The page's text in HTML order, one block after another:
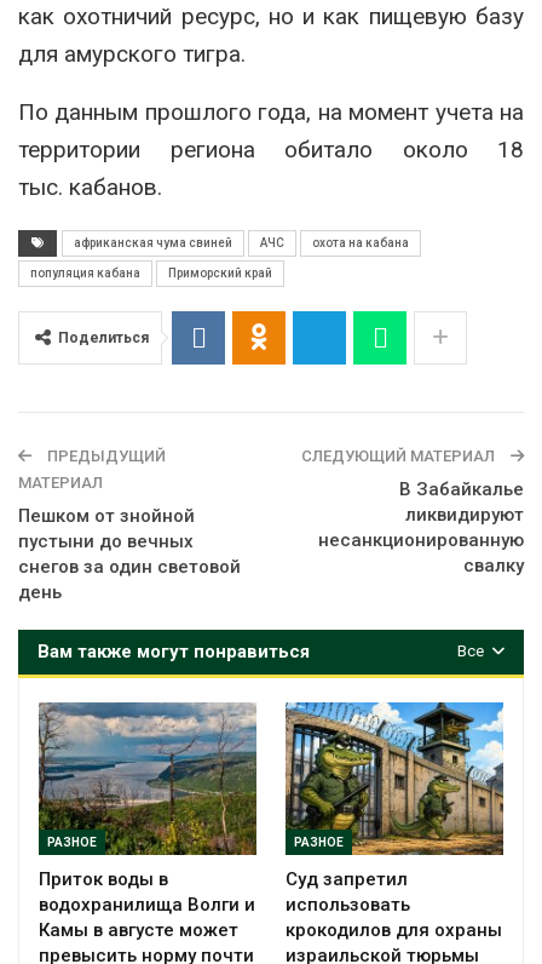
как охотничий ресурс, но и как пищевую базу
для амурского тигра.
По данным прошлого года, на момент учета на
территории региона обитало около 18
тыс. кабанов.
африканская чума свиней АЧС охота на кабана
популяция кабана Приморский край
Поделиться
ПРЕДЫДУЩИЙ
МАТЕРИАЛ
Пешком от знойной
пустыни до вечных
снегов за один световой
день
СЛЕДУЮЩИЙ МАТЕРИАЛ
В Забайкалье
ликвидируют
несанкционированную
свалку
Все
Вам также могут понравиться
РАЗНОЕ
Приток воды в
водохранилища Волги и
Камы в августе может
превысить норму почти
РАЗНОЕ
Суд запретил
использовать
крокодилов для охраны
израильской тюрьмы